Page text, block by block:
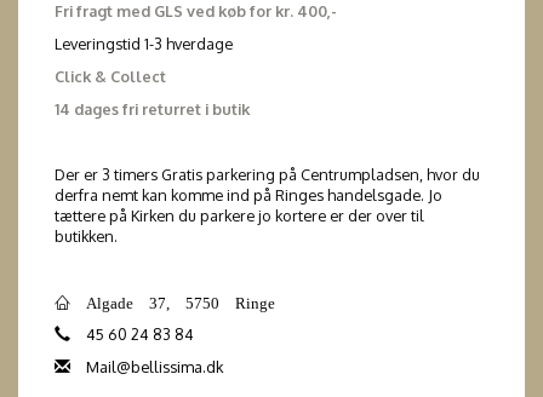
Fri fragt med GLS ved køb for kr. 400,-
Leveringstid 1-3 hverdage
Click & Collect
14 dages fri returret i butik
Der er 3 timers Gratis parkering på Centrumpladsen, hvor du
derfra nemt kan komme ind på Ringes handelsgade. Jo
tættere på Kirken du parkere jo kortere er der over til
butikken.
Algade 37, 5750 Ringe
45 60 24 83 84
Mail@bellissima.dk